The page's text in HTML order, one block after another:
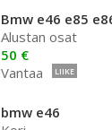
Bmw e46 e85
Alustan osat
50 €
Vantaa
LIIKE
bmw e46